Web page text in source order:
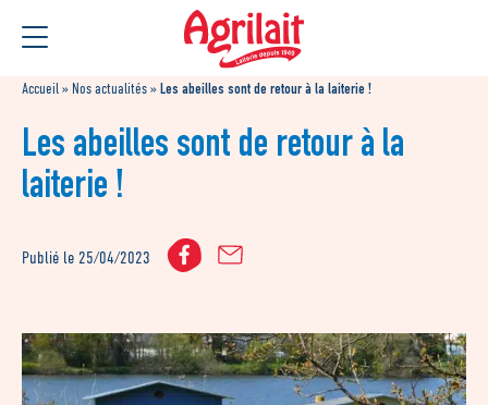
au
contenu
Accueil » Nos actualités»Les abeilles sont de retour à la laiterie !
Les abeilles sont de retour à la
laiterie !
Publié le 25/04/2023